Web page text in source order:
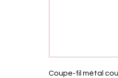
Coupe-fil métal